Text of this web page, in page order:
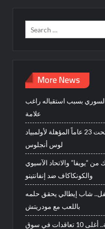
More News
السوري بسبب استقباله راغب
علامة
مصر تستضيف كأس إفريقيا تحت 23 عاماً المؤهلة لأولمبياد
لوس أنجلوس
من “يويفا” والاتحاد الآسيوي
والكونكاكاف ضد إنفانتينو
شاب إيطالي يحقق حلمه
باللعب مع مودريتش
بينها صفقة إلى السعودية.. أغلى 10 تعاقدات في سوق